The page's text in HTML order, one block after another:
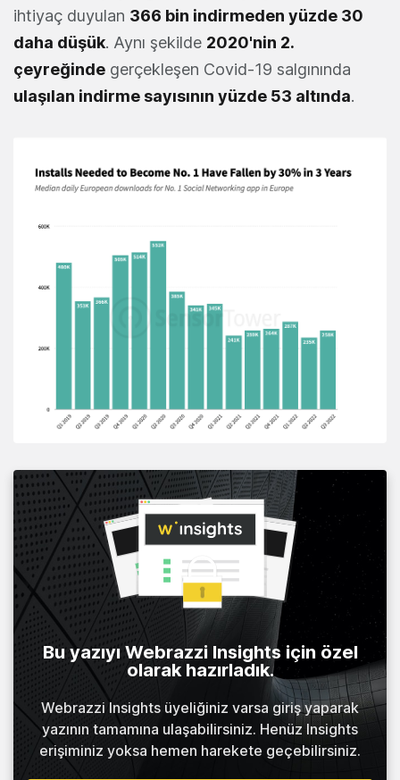
ihtiyaç duyulan 366 bin indirmeden yüzde 30
daha düşük. Aynı şekilde 2020'nin 2.
çeyreğinde gerçekleşen Covid-19 salgınında
ulaşılan indirme sayısının yüzde 53 altında.
Bu yazıyı Webrazzi Insights için özel
olarak hazırladık.
Webrazzi Insights üyeliğiniz varsa giriş yaparak
yazının tamamına ulaşabilirsiniz. Henüz Insights
erişiminiz yoksa hemen harekete geçebilirsiniz.